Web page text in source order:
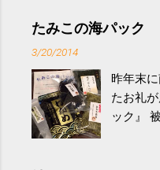
やすい
するも
けると
研究チ
きるの
減らな
たみこの海パック
3/20/2014
昨年末
たお礼
ック』
が『た